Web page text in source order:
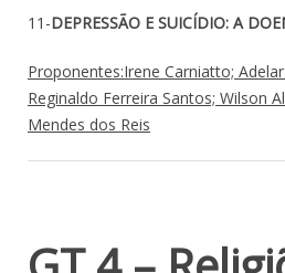
11-DEPRESSÃO E SUICÍDIO: A
Proponentes:Irene Carniatto;
Reginaldo Ferreira Santos; Wilson
Mendes dos Reis